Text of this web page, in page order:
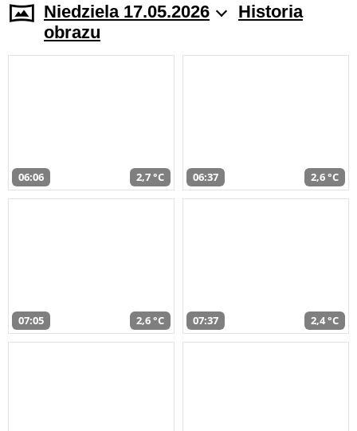
Niedziela 17.05.2026
Historia
obrazu
06:06 2,7 °C 06:37 2,6 °C
07:05 2,6 °C 07:37 2,4 °C